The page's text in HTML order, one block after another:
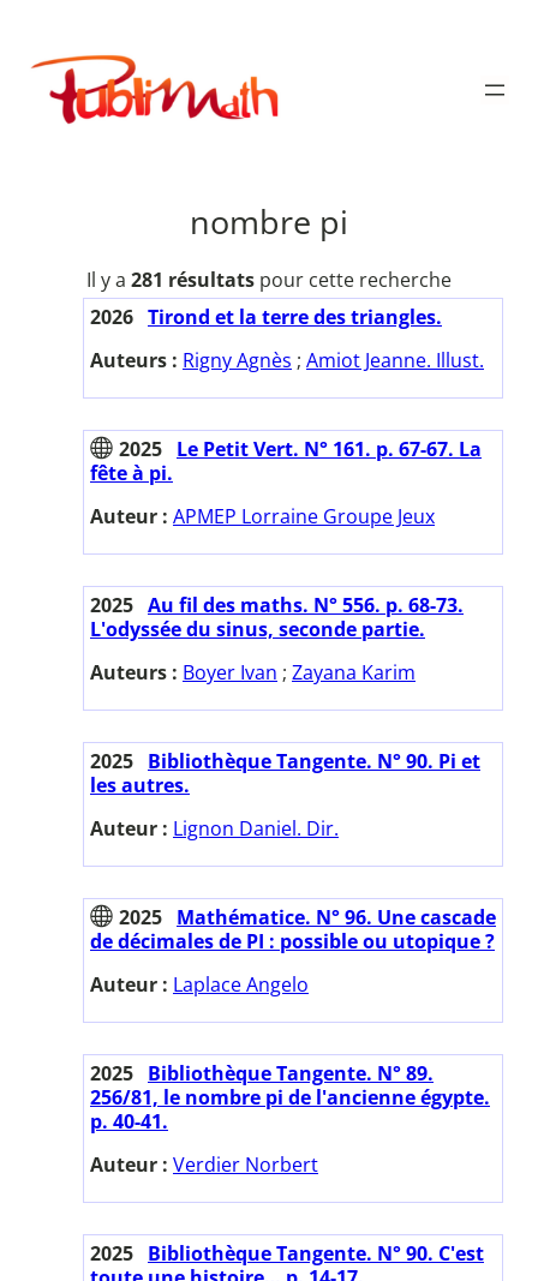
contenu
Publimath
nombre pi
Il y a 281 résultats pour cette recherche
2026 Tirond et la terre des triangles.
Auteurs : Rigny Agnès ; Amiot Jeanne. Illust.
2025 Le Petit Vert. N° 161. p. 67-67. La
fête à pi.
Auteur : APMEP Lorraine Groupe Jeux
2025 Au fil des maths. N° 556. p. 68-73.
L'odyssée du sinus, seconde partie.
Auteurs : Boyer Ivan ; Zayana Karim
2025 Bibliothèque Tangente. N° 90. Pi et
les autres.
Auteur : Lignon Daniel. Dir.
2025 Mathématice. N° 96. Une cascade
de décimales de PI : possible ou utopique ?
Auteur : Laplace Angelo
2025 Bibliothèque Tangente. N° 89.
256/81, le nombre pi de l'ancienne égypte.
p. 40-41.
Auteur : Verdier Norbert
2025 Bibliothèque Tangente. N° 90. C'est